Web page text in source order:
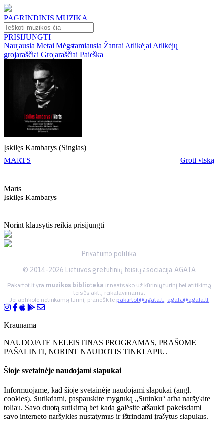
PAGRINDINIS MUZIKA
PRISIJUNGTI
Naujausia Metai Mėgstamiausia Žanrai Atlikėjai Atlikėjų
grojaraščiai Grojaraščiai Paieška
Įskilęs Kambarys (Singlas)
MARTS
Groti viską
Marts
Įskilęs Kambarys
Norint klausytis reikia prisijungti
Privatumo politika
© 2014-2026 Lietuvos gretutinių teisių asociacija AGATA
Pakartot.lt yra muzikos biblioteka ir neatsako už kūrinių turinį bei atitikimą
teisės aktų reikalavimams.
Jei aptikote netinkamą turinį, praneškite pakartot@agata.lt, agata@agata.lt
Kraunama
NAUDOJATE NELEISTINAS PROGRAMAS, PRAŠOME
PAŠALINTI, NORINT NAUDOTIS TINKLAPIU.
Šioje svetainėje naudojami slapukai
Informuojame, kad šioje svetainėje naudojami slapukai (angl.
cookies). Sutikdami, paspauskite mygtuką „Sutinku“ arba naršykite
toliau. Savo duotą sutikimą bet kada galėsite atšaukti pakeisdami
savo interneto naršyklės nustatymus ir ištrindami įrašytus slapukus.